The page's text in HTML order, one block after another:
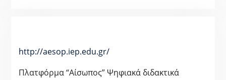
http://aesop.iep.edu.gr/
Πλατφόρμα “Αίσωπος” Ψηφιακά διδακτικά